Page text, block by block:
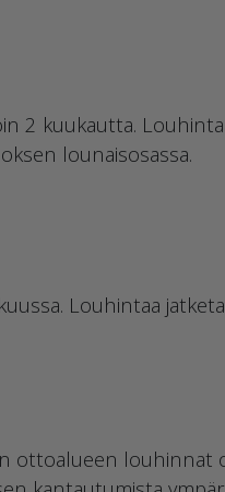
2 kuukautta.
lounaisosassa.
Louhintaa
ottoalueen louhinnat